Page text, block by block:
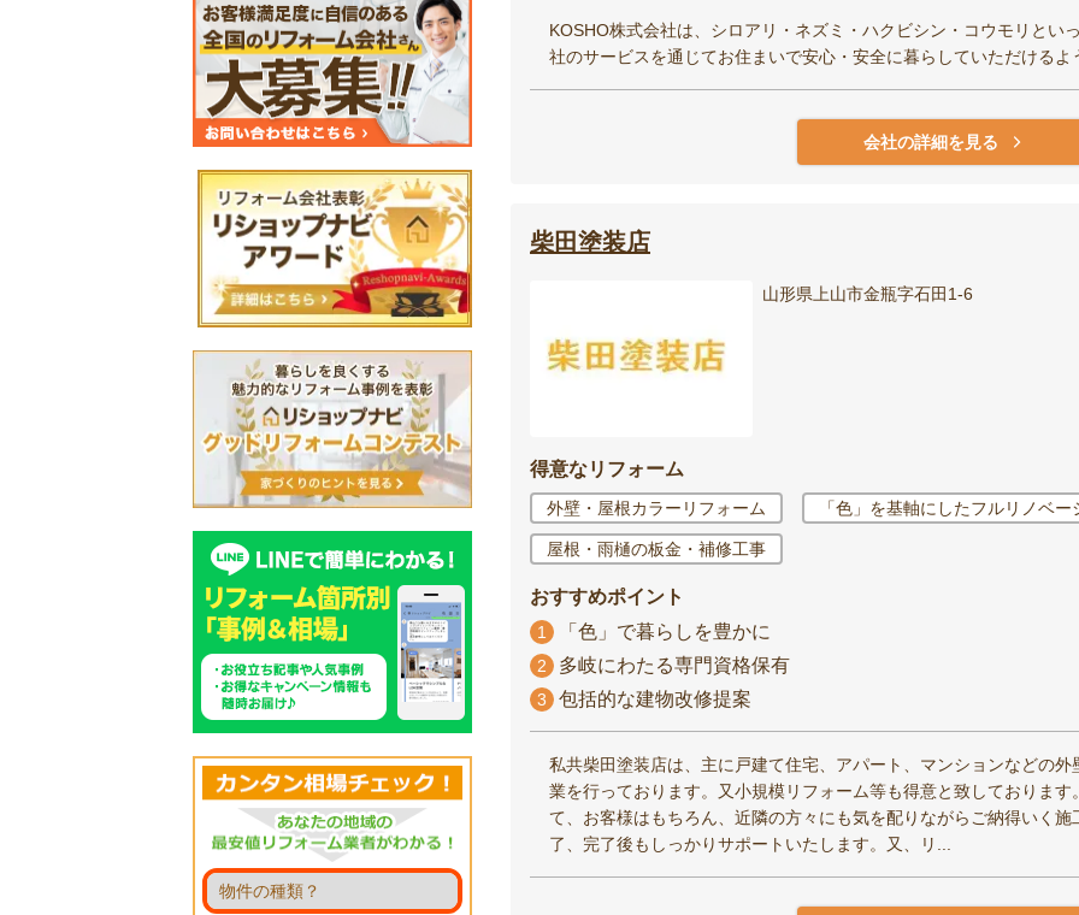
KOSHO株式会社は、シロアリ・ネズミ・ハクビシン・コウモリとい
社のサービスを通じてお住まいで安心・安全に暮らしていただける
会社の詳細を見る
柴田塗装店
山形県上山市金瓶字石田1-6
得意なリフォーム
外壁・屋根カラーリフォーム 「色」を基軸にしたフルリノベー
屋根・雨樋の板金・補修工事
おすすめポイント
1 「色」で暮らしを豊かに
2 多岐にわたる専門資格保有
3 包括的な建物改修提案
私共柴田塗装店は、主に戸建て住宅、アパート、マンションなどの
業を行っております。又小規模リフォーム等も得意と致しておりま
て、お客様はもちろん、近隣の方々にも気を配りながらご納得いく
了、完了後もしっかりサポートいたします。又、リ...